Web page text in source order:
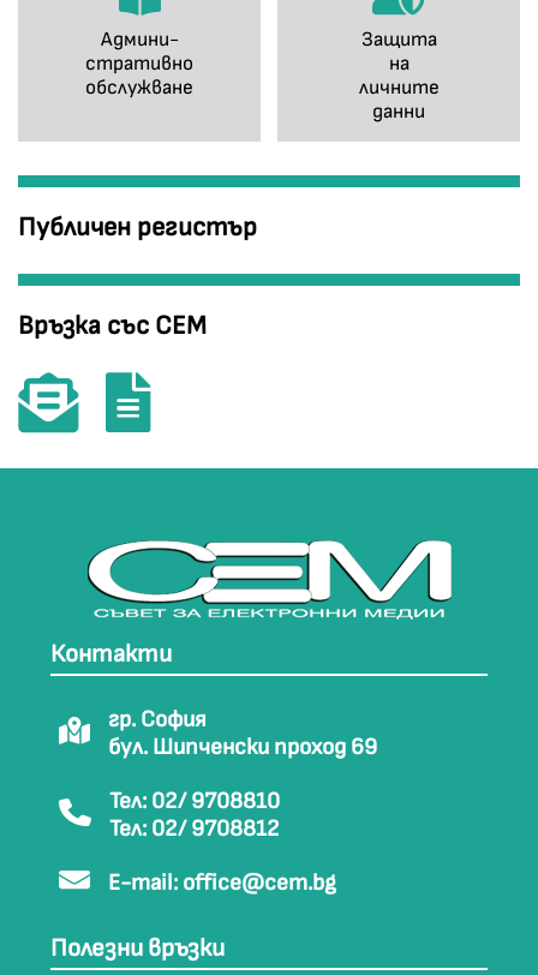
Админи-
стративно
обслужване
Защита
на
личните
данни
Публичен регистър
Връзка със СЕМ
Контакти
гр. София
бул. Шипченски проход 69
Тел: 02/ 9708810
Тел: 02/ 9708812
E-mail: office@cem.bg
Полезни връзки